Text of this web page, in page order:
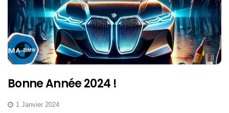
Bonne Année 2024 !
1 Janvier 2024